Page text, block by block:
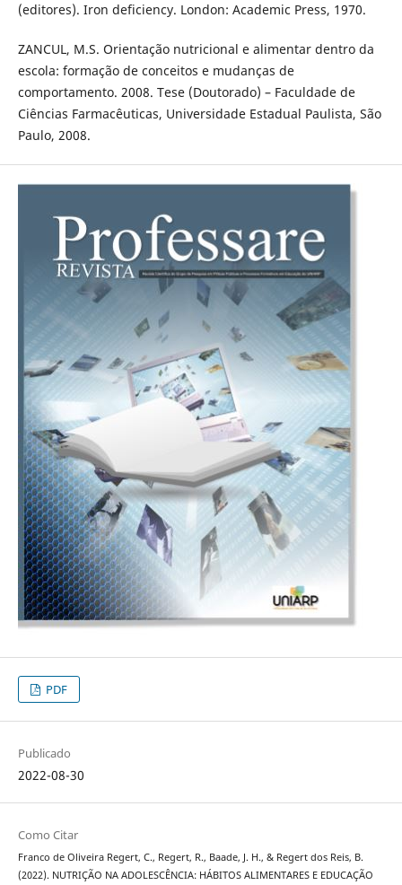
(editores). Iron deficiency. London: Academic Press, 1970.
ZANCUL, M.S. Orientação nutricional e alimentar dentro da
escola: formação de conceitos e mudanças de
comportamento. 2008. Tese (Doutorado) – Faculdade de
Ciências Farmacêuticas, Universidade Estadual Paulista, São
Paulo, 2008.
PDF
Publicado
2022-08-30
Como Citar
Franco de Oliveira Regert, C., Regert, R., Baade, J. H., & Regert dos Reis, B.
(2022). NUTRIÇÃO NA ADOLESCÊNCIA: HÁBITOS ALIMENTARES E EDUCAÇÃO